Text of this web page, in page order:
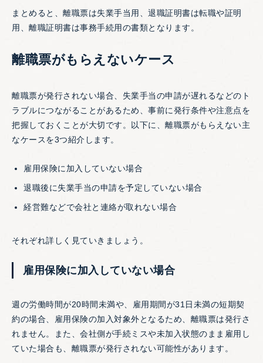
まとめると、離職票は失業手当用、退職証明書は転職や証明
用、離職証明書は事務手続用の書類となります。
離職票がもらえないケース
離職票が発行されない場合、失業手当の申請が遅れるなどのト
ラブルにつながることがあるため、事前に発行条件や注意点を
把握しておくことが大切です。以下に、離職票がもらえない主
なケースを3つ紹介します。
雇用保険に加入していない場合
退職後に失業手当の申請を予定していない場合
経営難などで会社と連絡が取れない場合
それぞれ詳しく見ていきましょう。
雇用保険に加入していない場合
週の労働時間が20時間未満や、雇用期間が31日未満の短期契
約の場合、雇用保険の加入対象外となるため、離職票は発行さ
れません。また、会社側が手続ミスや未加入状態のまま雇用し
ていた場合も、離職票が発行されない可能性があります。